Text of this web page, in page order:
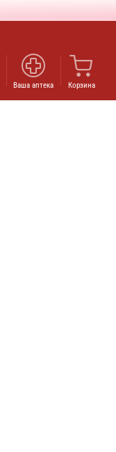
Ваша аптека Корзина